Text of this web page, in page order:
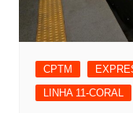
CPTM
LINHA 11-CORAL